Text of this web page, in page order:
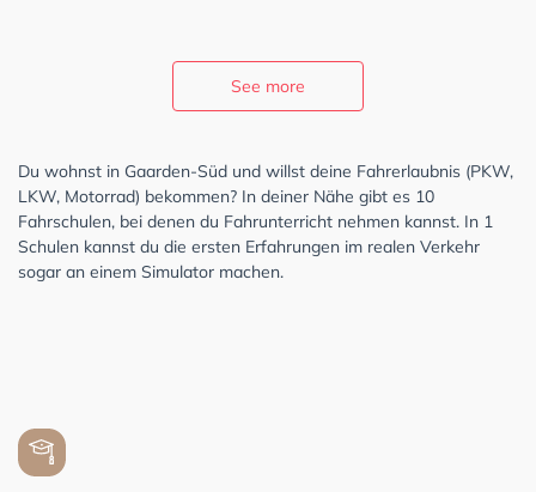
See more
Du wohnst in Gaarden-Süd und willst deine Fahrerlaubnis (PKW,
LKW, Motorrad) bekommen? In deiner Nähe gibt es 10
Fahrschulen, bei denen du Fahrunterricht nehmen kannst. In 1
Schulen kannst du die ersten Erfahrungen im realen Verkehr
sogar an einem Simulator machen.